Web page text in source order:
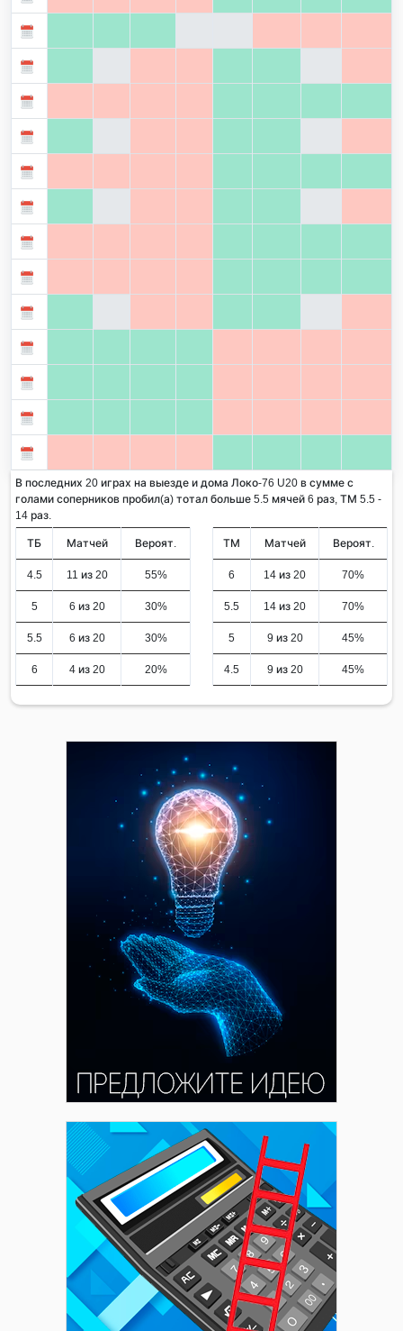
В последних 20 играх на выезде и дома Локо-76 U20 в сумме с
голами соперников пробил(а) тотал больше 5.5 мячей 6 раз, ТМ 5.5 -
14 раз.
ТБ Матчей Вероят.
4.5 11 из 20 55%
5 6 из 20 30%
5.5 6 из 20 30%
6 4 из 20 20%
ТМ Матчей Вероят.
6 14 из 20 70%
5.5 14 из 20 70%
5 9 из 20 45%
4.5 9 из 20 45%